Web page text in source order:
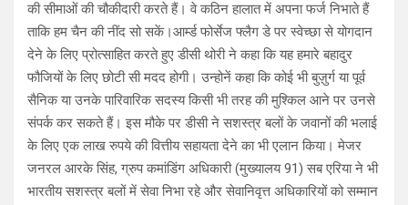
की सीमाओं की चौकीदारी करते हैं। वे कठिन हालात में अपना फर्ज निभाते हैं
ताकि हम चैन की नींद सो सकें।आर्म्ड फोर्सेज फ्लैग डे पर स्वेच्छा से योगदान
देने के लिए प्रोत्साहित करते हुए डीसी थोरी ने कहा कि यह हमारे बहादुर
फौजियों के लिए छोटी सी मदद होगी। उन्होनें कहा कि कोई भी बुज़ुर्ग या पूर्व
सैनिक या उनके पारिवारिक सदस्य किसी भी तरह की मुश्किल आने पर उनसे
संपर्क कर सकते हैं। इस मौके पर डीसी ने सशस्त्र बलों के जवानों की भलाई
के लिए एक लाख रुपये की वित्तीय सहायता देने का भी एलान किया। मेजर
जनरल आरके सिंह, ग्रुप कमांडिंग अधिकारी (मुख्यालय 91) सब एरिया ने भी
भारतीय सशस्त्र बलों में सेवा निभा रहे और सेवानिवृत्त अधिकारियों को सम्मान